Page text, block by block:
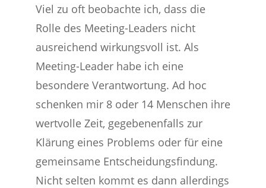
Viel zu oft beobachte ich, dass die
Rolle des Meeting-Leaders nicht
ausreichend wirkungsvoll ist. Als
Meeting-Leader habe ich eine
besondere Verantwortung. Ad hoc
schenken mir 8 oder 14 Menschen ihre
wertvolle Zeit, gegebenenfalls zur
Klärung eines Problems oder für eine
gemeinsame Entscheidungsfindung.
Nicht selten kommt es dann allerdings